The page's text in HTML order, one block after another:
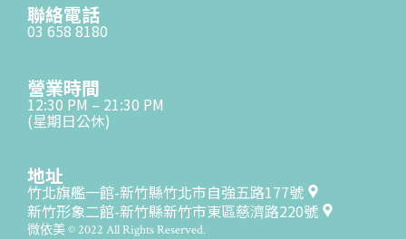
聯絡電話
03 658 8180
營業時間
12:30 PM – 21:30 PM
(星期日公休)
地址
竹北旗艦一館-新竹縣竹北市自強五路177號
新竹形象二館-新竹縣新竹市東區慈濟路220號
微依美 © 2022 All Rights Reserved.